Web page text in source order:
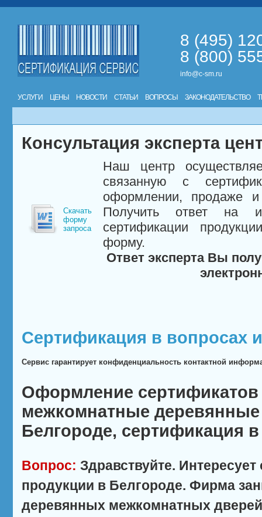
8 (495)
8 (800)
info@c-sm.ru
УСЛУГИ ЦЕНЫ НОВОСТИ СТАТЬИ ВОПРОСЫ ЗАКОНОДАТЕЛЬСТВО
Консультация эксперта
Скачать
форму
запроса
Наш центр
связанную с
оформлении, продаже и
Получить ответ на
сертификации
форму.
Ответ эксперта Вы
Сертификация в вопросах
Сервис гарантирует конфиденциальность контактной
Оформление сертификатов
межкомнатные
Белгороде, сертификация
Вопрос: Здравствуйте.
продукции в Белгороде. Фирма
деревянных межкомнатных